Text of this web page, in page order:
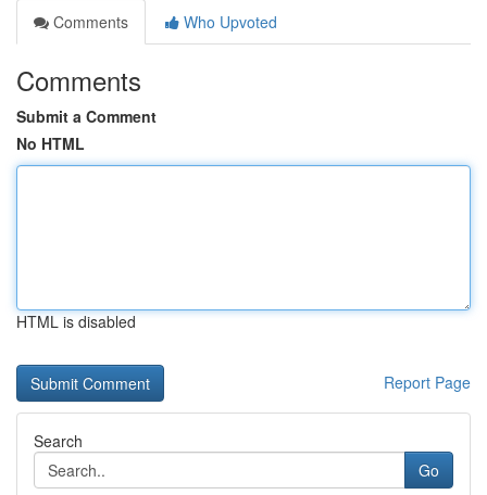
Comments
Who Upvoted
Comments
Submit a Comment
No HTML
HTML is disabled
Report Page
Search
Go